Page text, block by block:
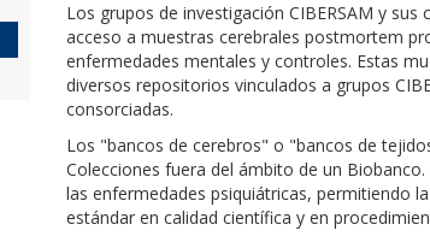
Los grupos de investigación CIBERSAM y
acceso a muestras cerebrales postmortem
enfermedades mentales y controles. Estas
diversos repositorios vinculados a grupos
consorciadas.
Los "bancos de cerebros" o "bancos de
Colecciones fuera del ámbito de un
las enfermedades psiquiátricas, permitiendo
estándar en calidad científica y en